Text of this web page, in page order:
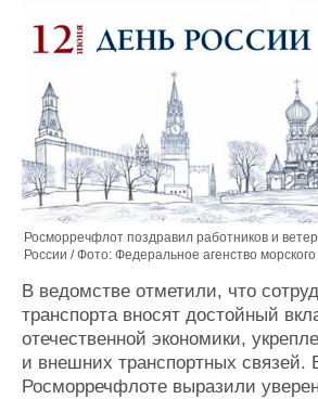
Все
Росморречфлот поздравил работников и
России / Фото: Федеральное агенство
В ведомстве отметили, что
транспорта вносят достойный
отечественной экономики,
и внешних транспортных связей.
Росморречфлоте выразили